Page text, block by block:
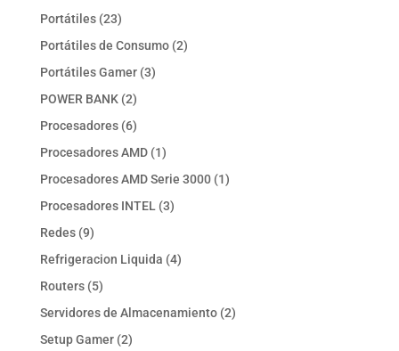
Portátiles 2323
productos
Portátiles de Consumo 22
Portátiles Gamer 33
POWER BANK 22
productos
Procesadores 66
productos
Procesadores AMD 11
producto
Procesadores AMD Serie 3000 11
Procesadores INTEL 33
Redes 99
productos
Refrigeracion Liquida 44
Routers 55
productos
Servidores de Almacenamiento 22
Setup Gamer 22